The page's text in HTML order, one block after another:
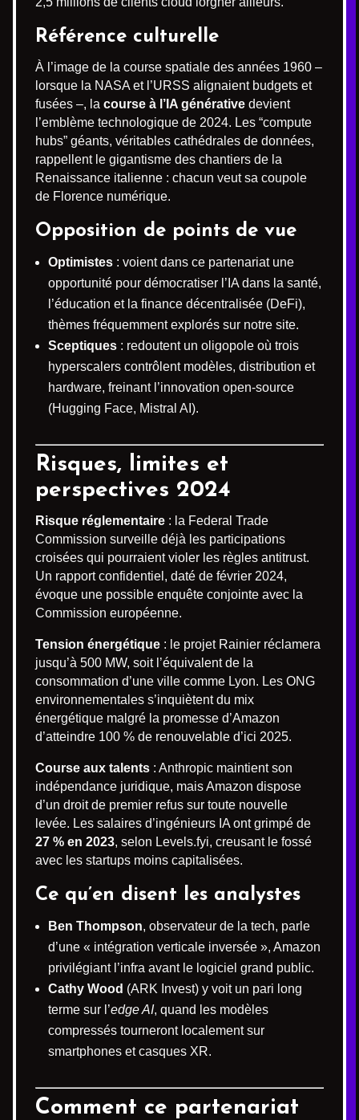
Référence culturelle
À l’image de la course spatiale des années 1960 –
lorsque la NASA et l’URSS alignaient budgets et
fusées –, la course à l’IA générative devient
l’emblème technologique de 2024. Les “compute
hubs” géants, véritables cathédrales de données,
rappellent le gigantisme des chantiers de la
Renaissance italienne : chacun veut sa coupole
de Florence numérique.
Opposition de points de vue
Optimistes : voient dans ce partenariat une
opportunité pour démocratiser l’IA dans la santé,
l’éducation et la finance décentralisée (DeFi),
thèmes fréquemment explorés sur notre site.
Sceptiques : redoutent un oligopole où trois
hyperscalers contrôlent modèles, distribution et
hardware, freinant l’innovation open-source
(Hugging Face, Mistral AI).
Risques, limites et
perspectives 2024
Risque réglementaire : la Federal Trade
Commission surveille déjà les participations
croisées qui pourraient violer les règles antitrust.
Un rapport confidentiel, daté de février 2024,
évoque une possible enquête conjointe avec la
Commission européenne.
Tension énergétique : le projet Rainier réclamera
jusqu’à 500 MW, soit l’équivalent de la
consommation d’une ville comme Lyon. Les ONG
environnementales s’inquiètent du mix
énergétique malgré la promesse d’Amazon
d’atteindre 100 % de renouvelable d’ici 2025.
Course aux talents : Anthropic maintient son
indépendance juridique, mais Amazon dispose
d’un droit de premier refus sur toute nouvelle
levée. Les salaires d’ingénieurs IA ont grimpé de
27 % en 2023, selon Levels.fyi, creusant le fossé
avec les startups moins capitalisées.
Ce qu’en disent les analystes
Ben Thompson, observateur de la tech, parle
d’une « intégration verticale inversée », Amazon
privilégiant l’infra avant le logiciel grand public.
Cathy Wood (ARK Invest) y voit un pari long
terme sur l’edge AI, quand les modèles
compressés tourneront localement sur
smartphones et casques XR.
Comment ce partenariat